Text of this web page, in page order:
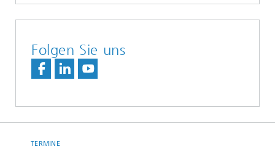
Folgen Sie uns
TERMINE